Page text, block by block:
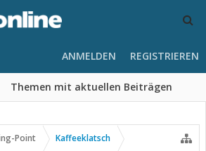
Themen mit aktuellen Beiträgen
ANMELDEN REGISTRIEREN
Point Kaffeeklatsch